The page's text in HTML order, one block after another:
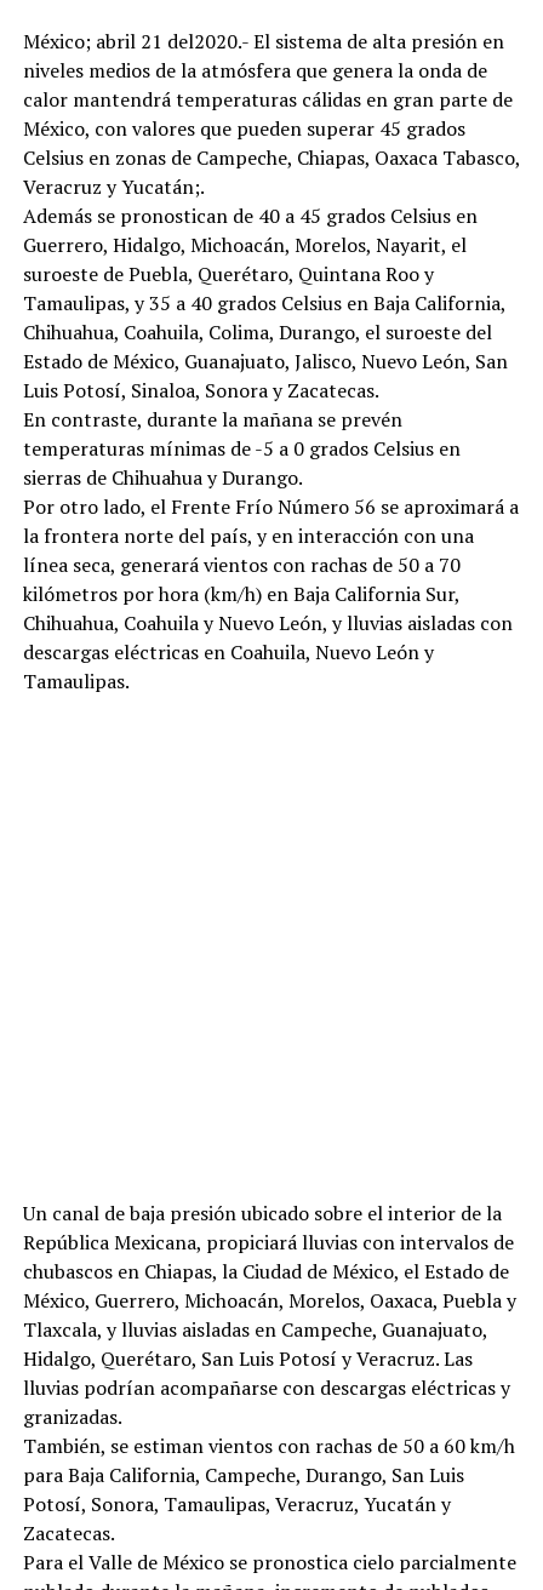
México; abril 21 del2020.- El sistema de alta presión en
niveles medios de la atmósfera que genera la onda de
calor mantendrá temperaturas cálidas en gran parte de
México, con valores que pueden superar 45 grados
Celsius en zonas de Campeche, Chiapas, Oaxaca Tabasco,
Veracruz y Yucatán;.
Además se pronostican de 40 a 45 grados Celsius en
Guerrero, Hidalgo, Michoacán, Morelos, Nayarit, el
suroeste de Puebla, Querétaro, Quintana Roo y
Tamaulipas, y 35 a 40 grados Celsius en Baja California,
Chihuahua, Coahuila, Colima, Durango, el suroeste del
Estado de México, Guanajuato, Jalisco, Nuevo León, San
Luis Potosí, Sinaloa, Sonora y Zacatecas.
En contraste, durante la mañana se prevén
temperaturas mínimas de -5 a 0 grados Celsius en
sierras de Chihuahua y Durango.
Por otro lado, el Frente Frío Número 56 se aproximará a
la frontera norte del país, y en interacción con una
línea seca, generará vientos con rachas de 50 a 70
kilómetros por hora (km/h) en Baja California Sur,
Chihuahua, Coahuila y Nuevo León, y lluvias aisladas con
descargas eléctricas en Coahuila, Nuevo León y
Tamaulipas.
Un canal de baja presión ubicado sobre el interior de la
República Mexicana, propiciará lluvias con intervalos de
chubascos en Chiapas, la Ciudad de México, el Estado de
México, Guerrero, Michoacán, Morelos, Oaxaca, Puebla y
Tlaxcala, y lluvias aisladas en Campeche, Guanajuato,
Hidalgo, Querétaro, San Luis Potosí y Veracruz. Las
lluvias podrían acompañarse con descargas eléctricas y
granizadas.
También, se estiman vientos con rachas de 50 a 60 km/h
para Baja California, Campeche, Durango, San Luis
Potosí, Sonora, Tamaulipas, Veracruz, Yucatán y
Zacatecas.
Para el Valle de México se pronostica cielo parcialmente